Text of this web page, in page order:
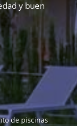
y buen
de piscinas